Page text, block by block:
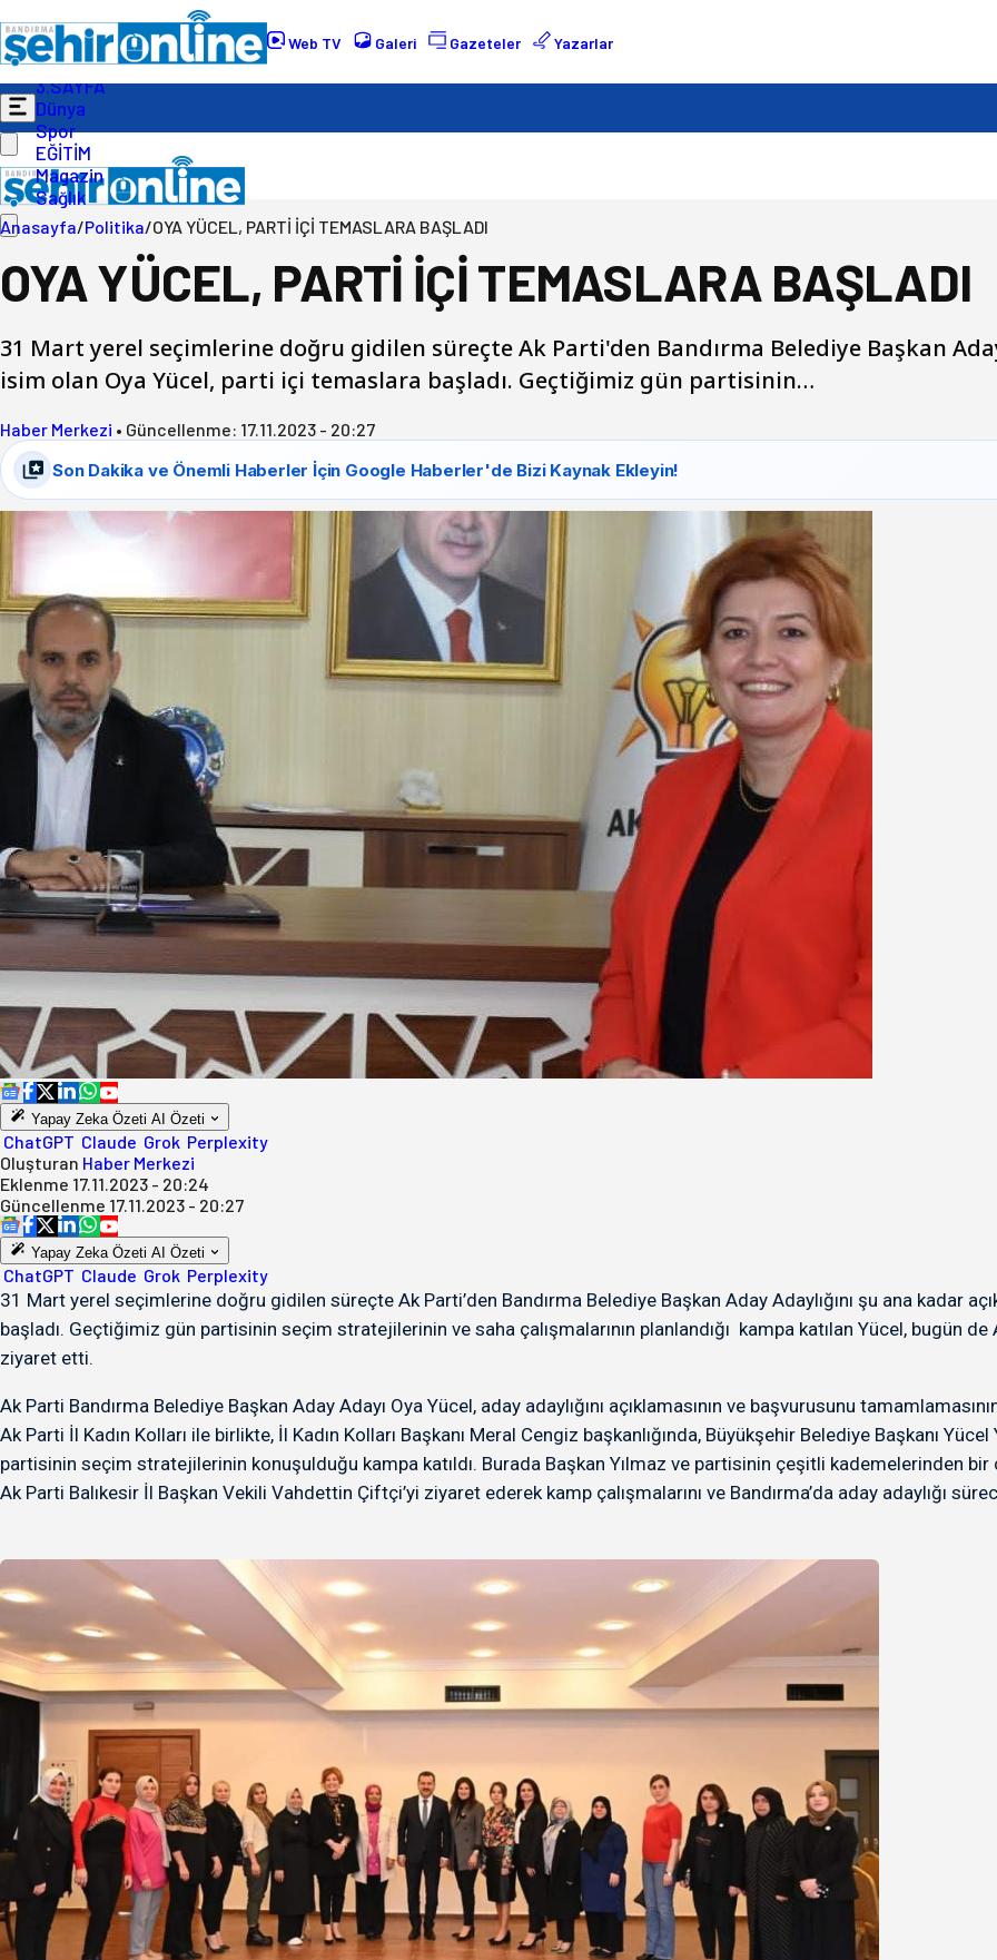
Web TV Galeri Gazeteler Yazarlar
Gündem
Ekonomi
Politika
3.SAYFA
Dünya
Spor
EĞİTİM
Magazin
Sağlık
Anasayfa/Politika/OYA YÜCEL, PARTİ İÇİ TEMASLARA BAŞLADI
OYA YÜCEL, PARTİ İÇİ TEMASLARA BAŞLADI
31 Mart yerel seçimlerine doğru gidilen süreçte Ak Parti'den Bandırma Belediye Başkan
isim olan Oya Yücel, parti içi temaslara başladı. Geçtiğimiz gün partisinin…
Haber Merkezi • Güncellenme: 17.11.2023 - 20:27
Son Dakika ve Önemli Haberler İçin Google Haberler'de Bizi Kaynak Ekleyin!
Yapay Zeka Özeti AI Özeti
ChatGPT Claude Grok Perplexity
Oluşturan Haber Merkezi
Eklenme 17.11.2023 - 20:24
Güncellenme 17.11.2023 - 20:27
Yapay Zeka Özeti AI Özeti
ChatGPT Claude Grok Perplexity
31 Mart yerel seçimlerine doğru gidilen süreçte Ak Parti’den Bandırma Belediye Başkan Aday Adaylığını şu ana kadar
başladı. Geçtiğimiz gün partisinin seçim stratejilerinin ve saha çalışmalarının planlandığı kampa katılan Yücel, bugün
ziyaret etti.
Ak Parti Bandırma Belediye Başkan Aday Adayı Oya Yücel, aday adaylığını açıklamasının ve başvurusunu
Ak Parti İl Kadın Kolları ile birlikte, İl Kadın Kolları Başkanı Meral Cengiz başkanlığında, Büyükşehir Belediye Başkanı Yücel
partisinin seçim stratejilerinin konuşulduğu kampa katıldı. Burada Başkan Yılmaz ve partisinin çeşitli kademelerinden
Ak Parti Balıkesir İl Başkan Vekili Vahdettin Çiftçi’yi ziyaret ederek kamp çalışmalarını ve Bandırma’da aday adaylığı